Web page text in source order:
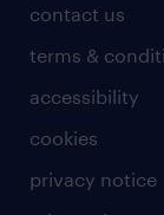
contact us
terms &
accessibility
cookies
privacy notice